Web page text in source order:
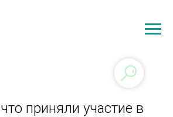
приняли участие в